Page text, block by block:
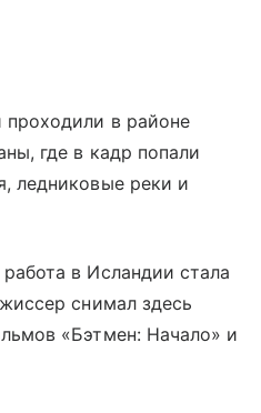
в районе
где в кадр попали
ледниковые реки и
в Исландии стала
снимал здесь
«Бэтмен: Начало» и